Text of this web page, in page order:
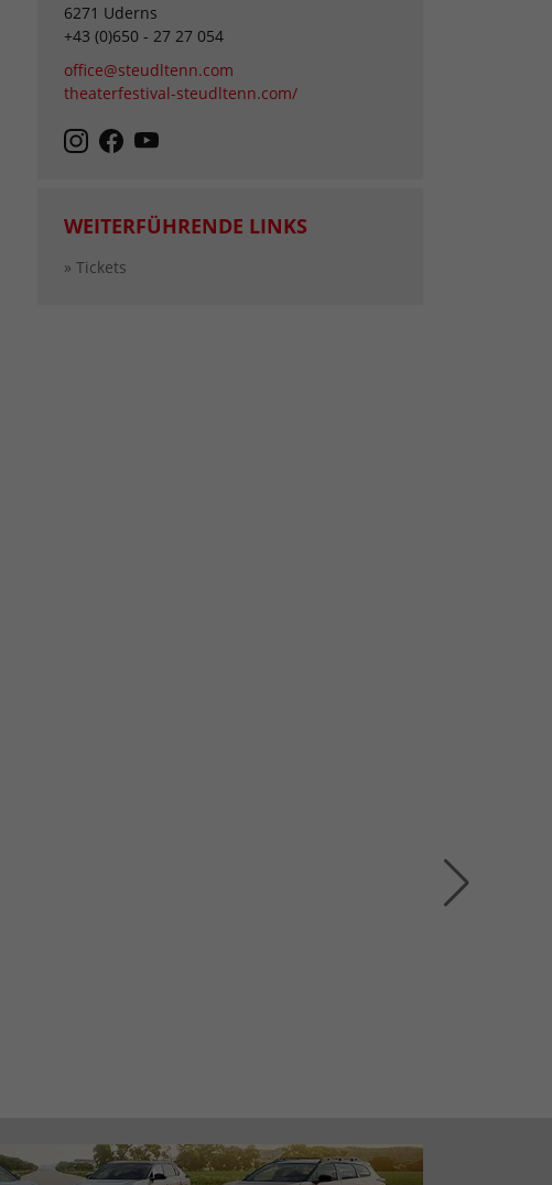
6271 Uderns
+43 (0)650 - 27 27 054
office@steudltenn.com
theaterfestival-steudltenn.com/
WEITERFÜHRENDE LINKS
» Tickets